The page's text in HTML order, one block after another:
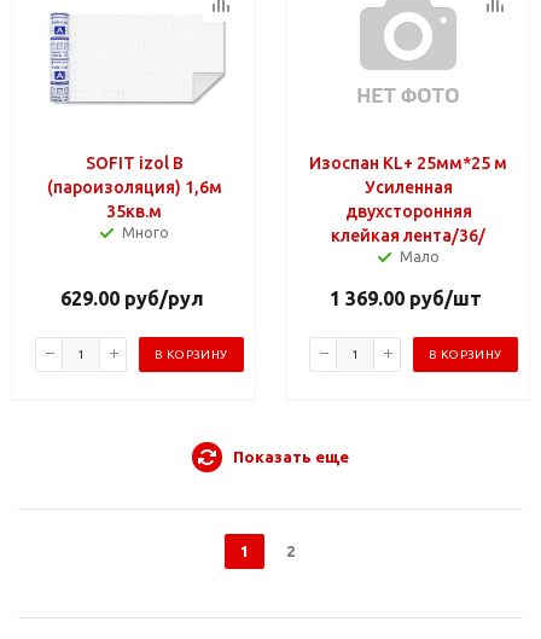
SOFIT izol B
(пароизоляция) 1,6м
35кв.м
Много
629.00руб/рул
В КОРЗИНУ
Изоспан KL+ 25мм*25 м
Усиленная
двухсторонняя
клейкая лента/36/
Мало
1 369.00 руб/шт
В КОРЗИНУ
Показать еще
1 2